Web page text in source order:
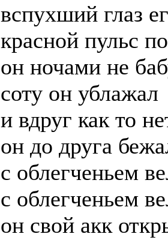
вспухший глаз
красной пульс
он ночами не
соту он ублажал
и вдруг как то
он до друга
с облегченьем
с облегченьем
он свой акк